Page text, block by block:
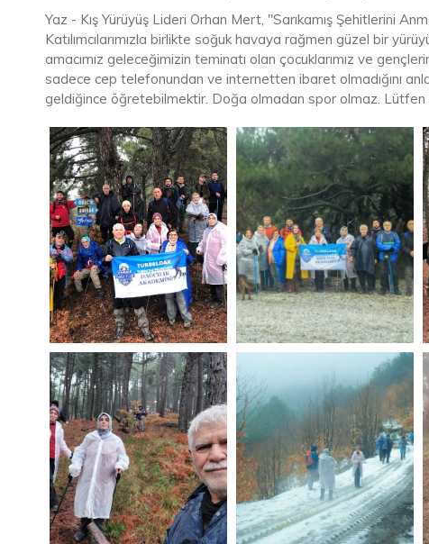
Yaz - Kış Yürüyüş Lideri Orhan Mert, "Sarıkamış Şehitlerini
Katılımcılarımızla birlikte soğuk havaya rağmen güzel bir
amacımız geleceğimizin teminatı olan çocuklarımız ve
sadece cep telefonundan ve internetten ibaret olmadığını
geldiğince öğretebilmektir. Doğa olmadan spor olmaz. Lütfen